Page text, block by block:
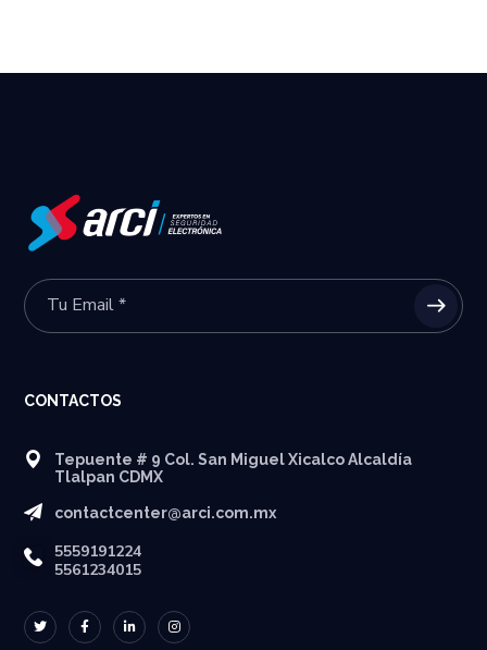
CONTACTOS
Tepuente # 9 Col. San Miguel Xicalco Alcaldía
Tlalpan CDMX
contactcenter@arci.com.mx
5559191224
5561234015